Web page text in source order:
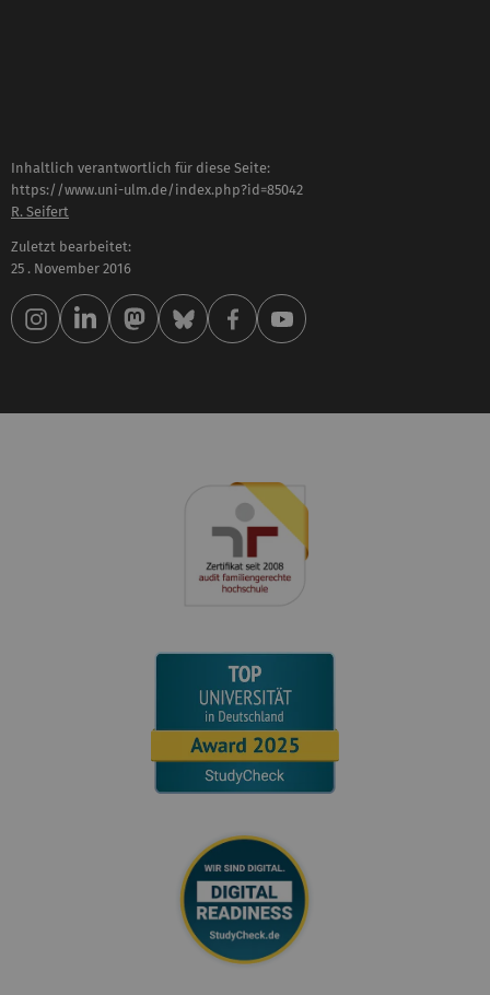
Inhaltlich verantwortlich für diese Seite:
https://www.uni-ulm.de/index.php?id=85042
R. Seifert
Zuletzt bearbeitet:
25 . November 2016